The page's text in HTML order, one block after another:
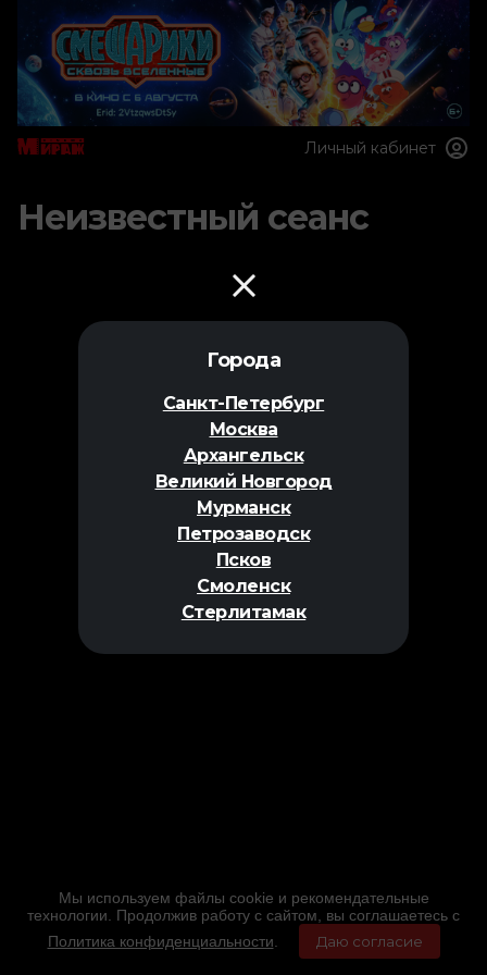
Города
Санкт-Петербург
Москва
Архангельск
Великий Новгород
Мурманск
Петрозаводск
Псков
Смоленск
Стерлитамак
Личный кабинет
Неизвестный сеанс
Мы используем файлы cookie и рекомендательные
технологии. Продолжив работу с сайтом, вы соглашаетесь с
Политика конфиденциальности
Даю согласие